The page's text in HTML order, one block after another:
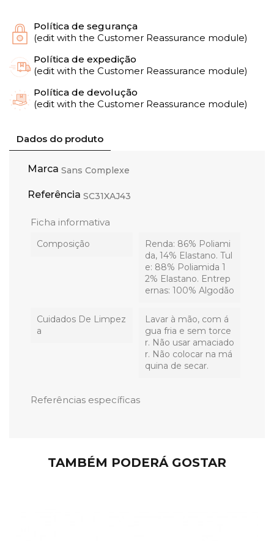
Política de segurança
(edit with the Customer Reassurance module)
Política de expedição
(edit with the Customer Reassurance module)
Política de devolução
(edit with the Customer Reassurance module)
Dados do produto
Marca Sans Complexe
Referência SC31XAJ43
Ficha informativa
Composição
Renda: 86% Poliami
da, 14% Elastano. Tul
e: 88% Poliamida 1
2% Elastano. Entrep
ernas: 100% Algodão
Cuidados De Limpez
A
Lavar à mão, com á
gua fria e sem torce
r. Não usar amaciado
r. Não colocar na má
quina de secar.
Referências específicas
TAMBÉM PODERÁ GOSTAR